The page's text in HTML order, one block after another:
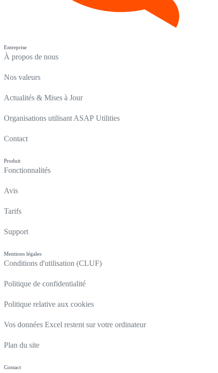
Entreprise
À propos de nous
Nos valeurs
Actualités & Mises à Jour
Organisations utilisant ASAP Utilities
Contact
Produit
Fonctionnalités
Avis
Tarifs
Support
Mentions légales
Conditions d'utilisation (CLUF)
Politique de confidentialité
Politique relative aux cookies
Vos données Excel restent sur votre ordinateur
Plan du site
Contact